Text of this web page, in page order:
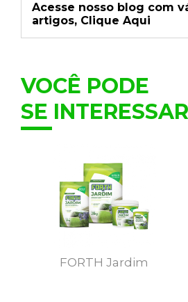
Acesse nosso blog com
artigos, Clique Aqui
VOCÊ PODE
SE INTERESSAR
MAIS DETALHES
FORTH Jardim